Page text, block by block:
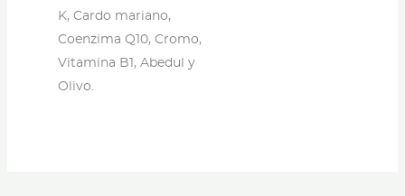
K, Cardo mariano,
Coenzima Q10, Cromo,
Vitamina B1, Abedul y
Olivo.